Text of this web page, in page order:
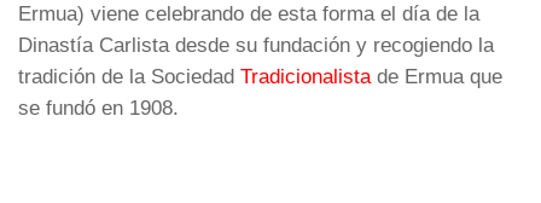
Ermua) viene celebrando de esta forma el día de la
Dinastía Carlista desde su fundación y recogiendo la
tradición de la Sociedad Tradicionalistade Ermua que
se fundó en 1908.